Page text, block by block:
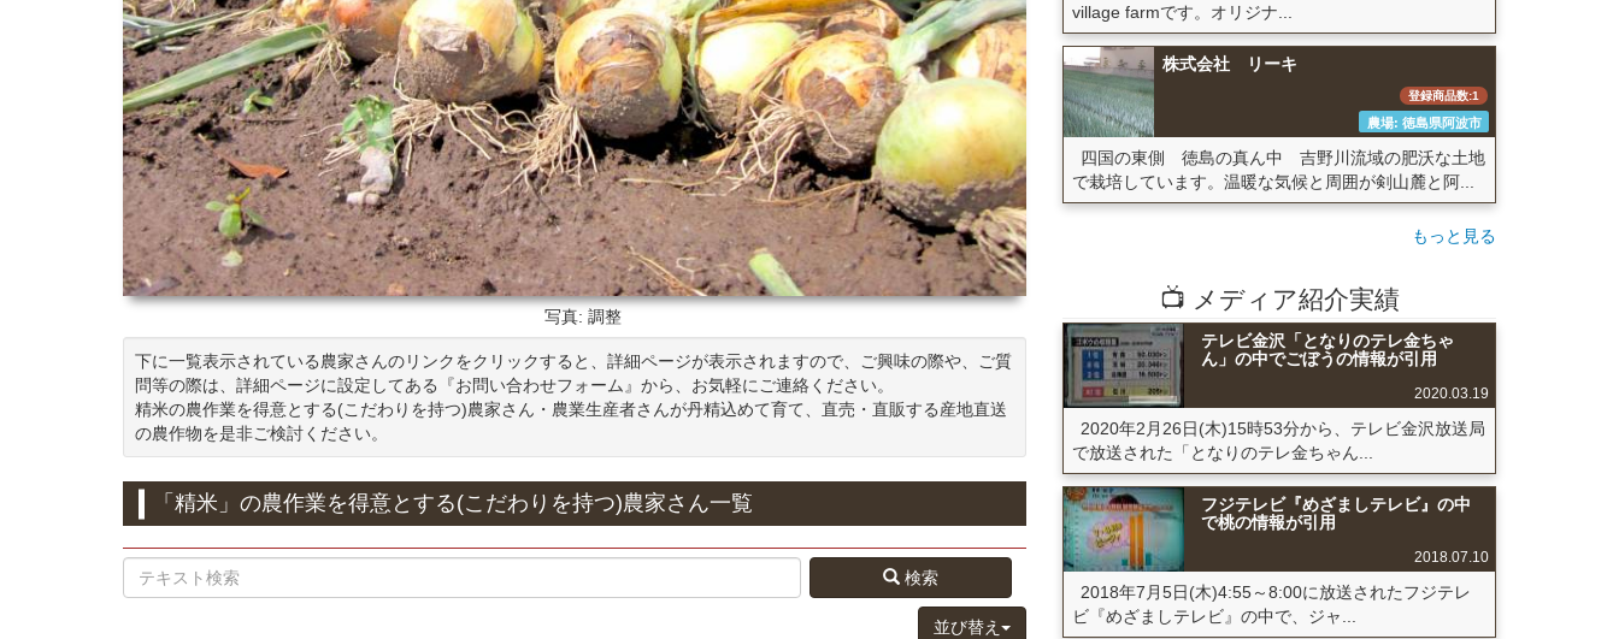
写真: 調整
下に一覧表示されている農家さんのリンクをクリックすると、詳細ページが表示されますので、ご興味の際や、ご質
問等の際は、詳細ページに設定してある『お問い合わせフォーム』から、お気軽にご連絡ください。
精米の農作業を得意とする(こだわりを持つ)農家さん・農業生産者さんが丹精込めて育て、直売・直販する産地直送
の農作物を是非ご検討ください。
「精米」の農作業を得意とする(こだわりを持つ)農家さん一覧
検索
並び替え
village farmです。オリジナ...
株式会社 リーキ
登録商品数:1
農場: 徳島県阿波市
四国の東側 徳島の真ん中 吉野川流域の肥沃な土地
で栽培しています。温暖な気候と周囲が剣山麓と阿...
もっと見る
📺 メディア紹介実績
テレビ金沢「となりのテレ金ちゃ
ん」の中でごぼうの情報が引用
2020.03.19
2020年2月26日(木)15時53分から、テレビ金沢放送局
で放送された「となりのテレ金ちゃん...
フジテレビ『めざましテレビ』の中
で桃の情報が引用
2018.07.10
2018年7月5日(木)4:55～8:00に放送されたフジテレ
ビ『めざましテレビ』の中で、ジャ...